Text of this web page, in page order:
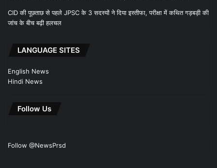
CID की पूछताछ से पहले JPSC के 3 सदस्यों ने दिया इस्तीफा, परीक्षा में कथित गड़बड़ी की
जांच के बीच बढ़ी हलचल
LANGUAGE SITES
English News
Hindi News
Follow Us
Follow @NewsPrsd